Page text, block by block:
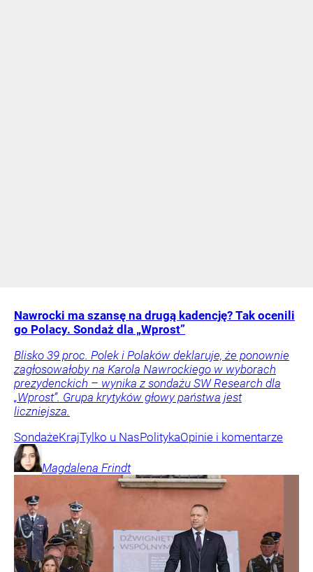
Nawrocki ma szansę na drugą kadencję? Tak ocenili
go Polacy. Sondaż dla „Wprost”
Blisko 39 proc. Polek i Polaków deklaruje, że ponownie
zagłosowałoby na Karola Nawrockiego w wyborach
prezydenckich – wynika z sondażu SW Research dla
„Wprost”. Grupa krytyków głowy państwa jest
liczniejsza.
SondażeKrajTylko u NasPolitykaOpinie i komentarze
Magdalena Frindt